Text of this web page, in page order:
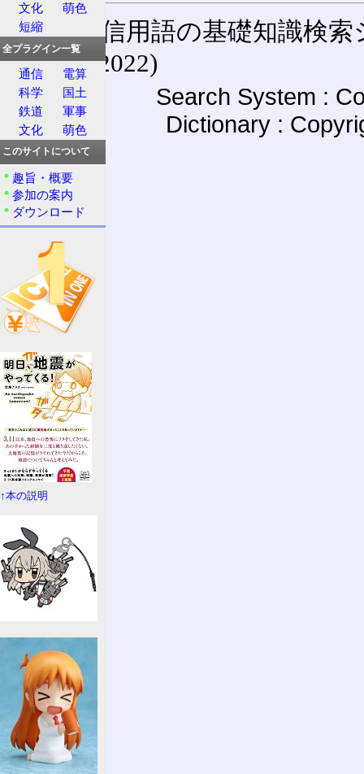
通信用語の基礎知識検索
(27-May-2022)
Search System :
Dictionary :
文化
萌色
短縮
全プラグイン一覧
通信
電算
科学
国土
鉄道
軍事
文化
萌色
このサイトについて
趣旨・概要
参加の案内
ダウンロード
↑本の説明